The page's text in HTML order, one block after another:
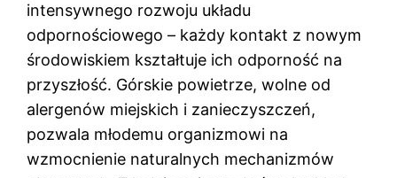
intensywnego rozwoju układu
odpornościowego – każdy kontakt z nowym
środowiskiem kształtuje ich odporność na
przyszłość. Górskie powietrze, wolne od
alergenów miejskich i zanieczyszczeń,
pozwala młodemu organizmowi na
wzmocnienie naturalnych mechanizmów